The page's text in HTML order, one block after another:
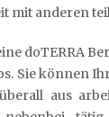
mit anderen
doTERRA
Sie können
aus